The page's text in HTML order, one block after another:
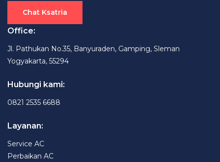
Chat Ksatria
Office:
Jl. Pathukan No.35, Banyuraden, Gamping, Sleman
Yogyakarta, 55294
Hubungi kami:
0821 2535 6688
Layanan:
Service AC
Perbaikan AC